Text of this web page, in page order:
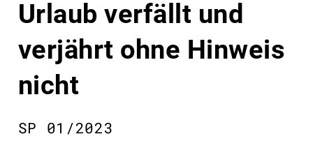
Urlaub verfällt und
verjährt ohne Hinweis
nicht
SP 01/2023